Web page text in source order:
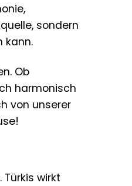
sondern
kann.
Ob
harmonisch
von unserer
wirkt